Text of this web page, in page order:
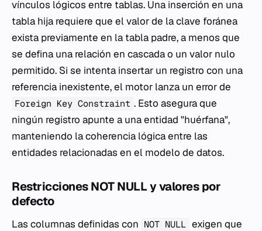
vínculos lógicos entre tablas. Una inserción en una
tabla hija requiere que el valor de la clave foránea
exista previamente en la tabla padre, a menos que
se defina una relación en cascada o un valor nulo
permitido. Si se intenta insertar un registro con una
referencia inexistente, el motor lanza un error de
Foreign Key Constraint . Esto asegura que
ningún registro apunte a una entidad "huérfana",
manteniendo la coherencia lógica entre las
entidades relacionadas en el modelo de datos.
Restricciones NOT NULL y valores por
defecto
Las columnas definidas con NOT NULL exigen que